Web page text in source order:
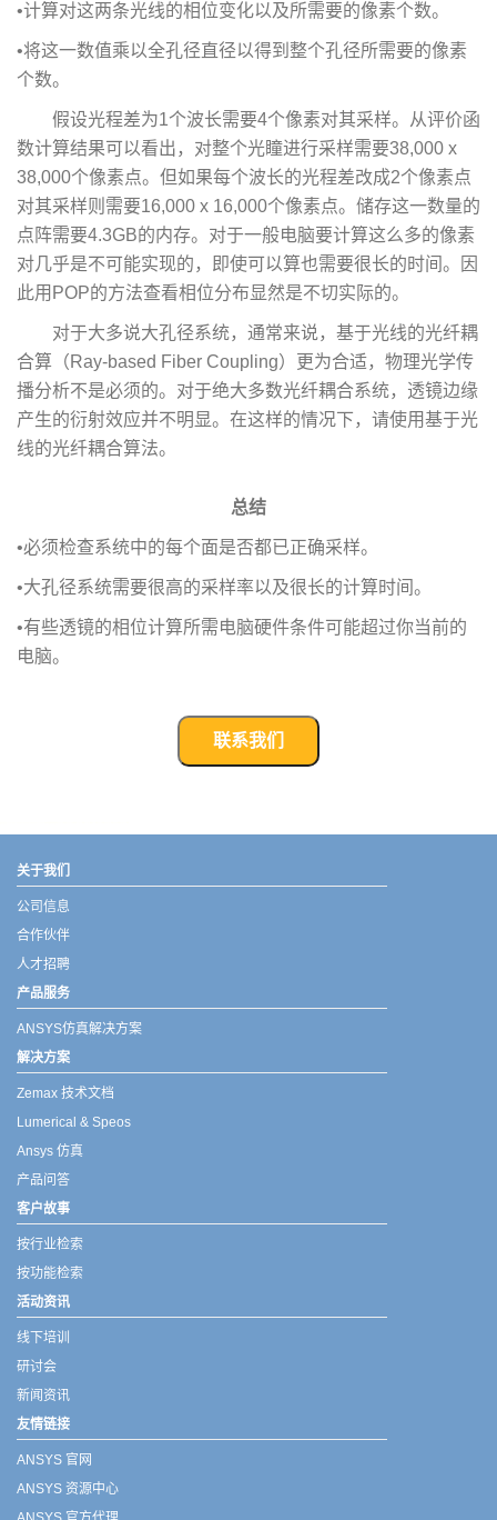
•计算对这两条光线的相位变化以及所需要的像素个数。
•将这一数值乘以全孔径直径以得到整个孔径所需要的像素
个数。
假设光程差为1个波长需要4个像素对其采样。从评价函
数计算结果可以看出，对整个光瞳进行采样需要38,000 x
38,000个像素点。但如果每个波长的光程差改成2个像素点
对其采样则需要16,000 x 16,000个像素点。储存这一数量的
点阵需要4.3GB的内存。对于一般电脑要计算这么多的像素
对几乎是不可能实现的，即使可以算也需要很长的时间。因
此用POP的方法查看相位分布显然是不切实际的。
对于大多说大孔径系统，通常来说，基于光线的光纤耦
合算（Ray-based Fiber Coupling）更为合适，物理光学传
播分析不是必须的。对于绝大多数光纤耦合系统，透镜边缘
产生的衍射效应并不明显。在这样的情况下，请使用基于光
线的光纤耦合算法。
总结
•必须检查系统中的每个面是否都已正确采样。
•大孔径系统需要很高的采样率以及很长的计算时间。
•有些透镜的相位计算所需电脑硬件条件可能超过你当前的
电脑。
联系我们
关于我们
公司信息
合作伙伴
人才招聘
产品服务
ANSYS仿真解决方案
解决方案
Zemax 技术文档
Lumerical & Speos
Ansys 仿真
产品问答
客户故事
按行业检索
按功能检索
活动资讯
线下培训
研讨会
新闻资讯
友情链接
ANSYS 官网
ANSYS 资源中心